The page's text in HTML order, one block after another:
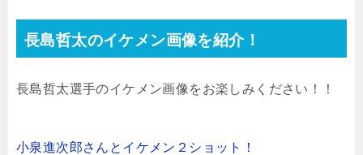
長島哲太のイケメン画像を紹介！
長島哲太選手のイケメン画像をお楽しみください！！
小泉進次郎さんとイケメン２ショット！